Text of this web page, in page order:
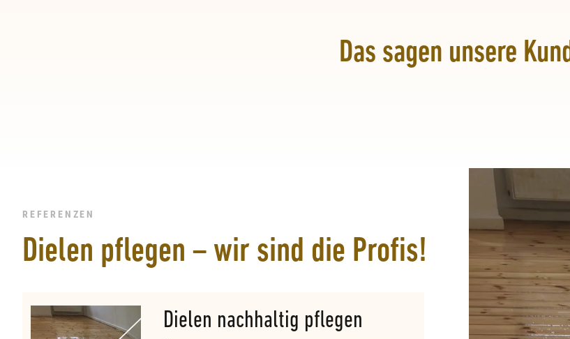
Das sagen unsere
REFERENZEN
Dielen pflegen – wir sind die Profis!
Dielen nachhaltig pflegen